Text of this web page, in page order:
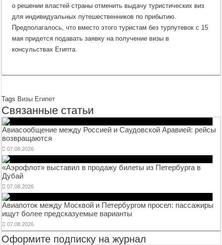
о решении властей страны отменить выдачу туристических виз
для индивидуальных путешественников по прибытию.
Предполагалось, что вместо этого туристам без турпутевок с 15
мая придется подавать заявку на получение визы в
консульствах Египта.
Tags Визы Египет
Связанные статьи
Авиасообщение между Россией и Саудовской Аравией: рейсы
возвращаются
07.08.2026
«Аэрофлот» выставил в продажу билеты из Петербурга в
Дубай
07.08.2026
Авиапоток между Москвой и Петербургом просел: пассажиры
ищут более предсказуемые варианты
07.08.2026
Оформите подписку на журнал